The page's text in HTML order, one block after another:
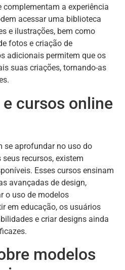
complementam a experiência
acessar uma biblioteca
e ilustrações, bem como
fotos e criação de
adicionais permitem que os
suas criações, tornando-as
cursos online
se aprofundar no uso do
recursos, existem
Esses cursos ensinam
avançadas de design,
o uso de modelos
em educação, os usuários
e criar designs ainda
modelos